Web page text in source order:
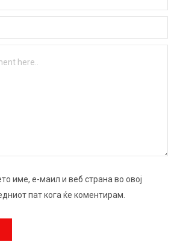
име, е-маил и веб страна во овој
пат кога ќе коментирам.